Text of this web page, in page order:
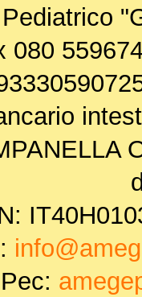
080
Pec: